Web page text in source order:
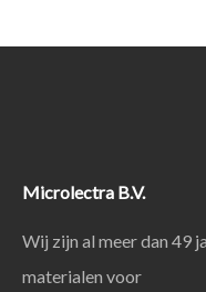
Microlectra B.V.
Wij zijn al meer dan 49
materialen voor